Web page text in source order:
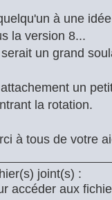
à une
la version 8...
un grand
un
la rotation.
à tous de votre
joint(s) :
accéder aux